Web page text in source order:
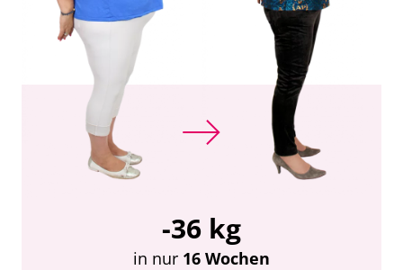
-36 kg
in nur 16 Wochen